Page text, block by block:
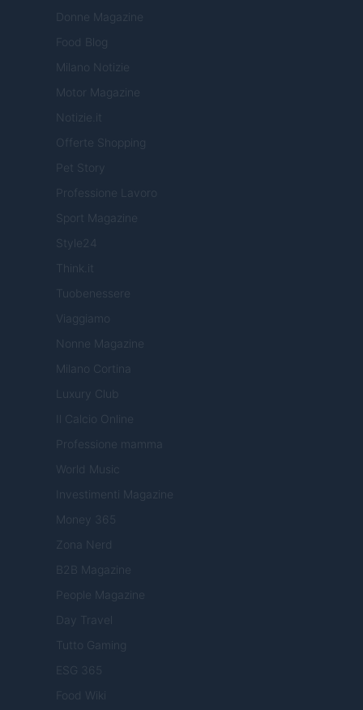
Donne Magazine
Food Blog
Milano Notizie
Motor Magazine
Notizie.it
Offerte Shopping
Pet Story
Professione Lavoro
Sport Magazine
Style24
Think.it
Tuobenessere
Viaggiamo
Nonne Magazine
Milano Cortina
Luxury Club
Il Calcio Online
Professione mamma
World Music
Investimenti Magazine
Money 365
Zona Nerd
B2B Magazine
People Magazine
Day Travel
Tutto Gaming
ESG 365
Food Wiki